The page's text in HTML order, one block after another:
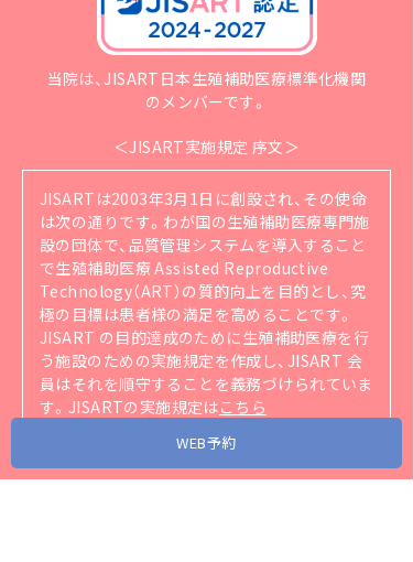
WEB予約
当院は、JISART日本生殖補助医療標準化機関
のメンバーです。
＜JISART実施規定 序文＞
JISARTは2003年3月1日に創設され、その使命
は次の通りです。 わが国の生殖補助医療専門施
設の団体で、品質管理システムを導入すること
で生殖補助医療 Assisted Reproductive
Technology（ART）の質的向上を目的とし、究
極の目標は患者様の満足を高めることです。
JISART の目的達成のために生殖補助医療を行
う施設のための実施規定を作成し、JISART 会
員はそれを順守することを義務づけられていま
す。 JISARTの実施規定はこちら